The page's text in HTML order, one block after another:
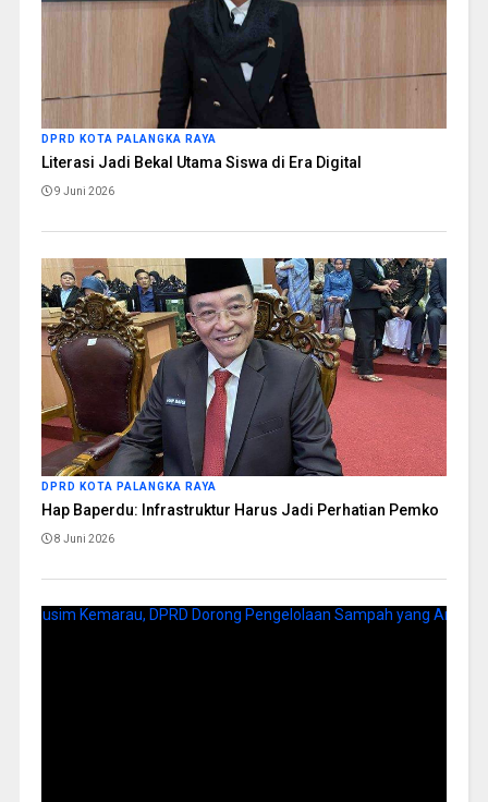
DPRD KOTA PALANGKA RAYA
Literasi Jadi Bekal Utama Siswa di Era Digital
9 Juni 2026
DPRD KOTA PALANGKA RAYA
Hap Baperdu: Infrastruktur Harus Jadi Perhatian Pemko
8 Juni 2026